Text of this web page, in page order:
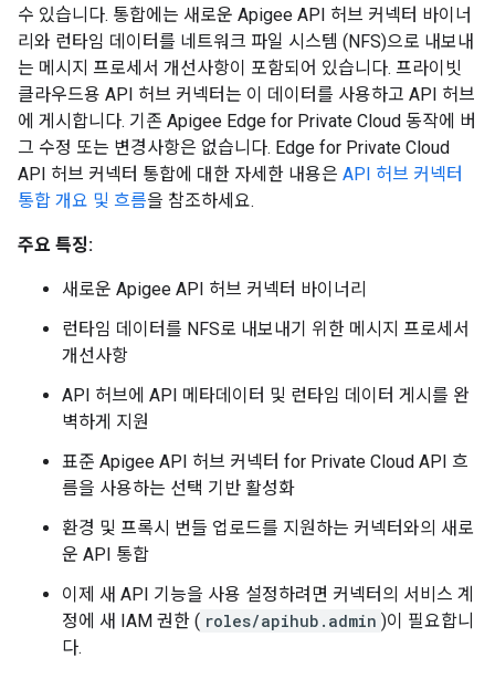
수 있습니다. 통합에는 새로운 Apigee API 허브 커넥터 바이너
리와 런타임 데이터를 네트워크 파일 시스템 (NFS)으로 내보내
는 메시지 프로세서 개선사항이 포함되어 있습니다. 프라이빗
클라우드용 API 허브 커넥터는 이 데이터를 사용하고 API 허브
에 게시합니다. 기존 Apigee Edge for Private Cloud 동작에 버
그 수정 또는 변경사항은 없습니다. Edge for Private Cloud
API 허브 커넥터 통합에 대한 자세한 내용은 API 허브 커넥터
통합 개요 및 흐름을 참조하세요.
주요 특징:
새로운 Apigee API 허브 커넥터 바이너리
런타임 데이터를 NFS로 내보내기 위한 메시지 프로세서
개선사항
API 허브에 API 메타데이터 및 런타임 데이터 게시를 완
벽하게 지원
표준 Apigee API 허브 커넥터 for Private Cloud API 흐
름을 사용하는 선택 기반 활성화
환경 및 프록시 번들 업로드를 지원하는 커넥터와의 새로
운 API 통합
이제 새 API 기능을 사용 설정하려면 커넥터의 서비스 계
정에 새 IAM 권한 ( roles/apihub.admin )이 필요합니
다.